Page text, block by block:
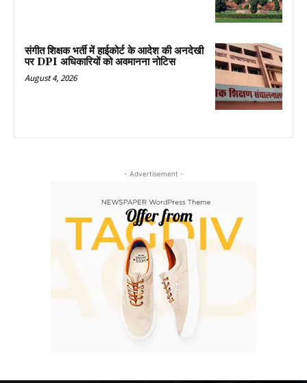
संगीत शिक्षक भर्ती में हाईकोर्ट के आदेश की अनदेखी
पर DPI अधिकारियों को अवमानना नोटिस
August 4, 2026
- Advertisement -